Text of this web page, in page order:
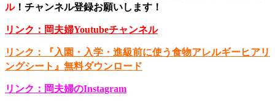
ル！ チャンネル登録お願いします！
リンク：岡夫婦Youtubeチャンネル
リンク：『入園・入学・進級前に使う食物アレルギーヒアリ
ングシート』無料ダウンロード
リンク：岡夫婦のInstagram